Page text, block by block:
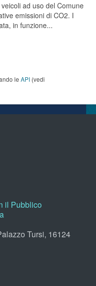
ad uso del Comune
emissioni di CO2. I
in funzione...
le API (vedi
il Pubblico
Tursi, 16124